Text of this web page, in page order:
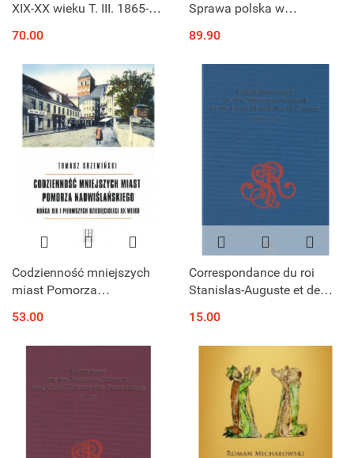
XIX-XX wieku T. III. 1865-
70.00
Sprawa polska w
imperium rosyjskiego i
sowieckiego wobec
89.90
Codzienność mniejszych
miast Pomorza
XIX i pierwszych
dziesięcioleci XX wieku
53.00
Correspondance du roi
Stanislas-Auguste et de
(1765-1773)
15.00